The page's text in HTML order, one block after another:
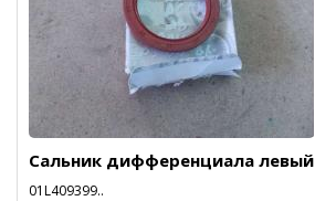
Сальник дифференциала левый
01L409399..